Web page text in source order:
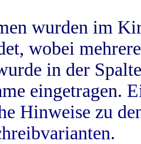
wurden im
wobei
in der
eingetragen.
Hinweise zu